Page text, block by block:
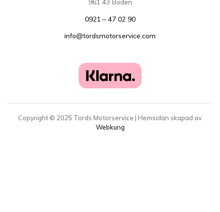
961 43 Boden
0921 – 47 02 90
info@tordsmotorservice.com
Copyright © 2025 Tords Motorservice | Hemsidan skapad av
Webkung